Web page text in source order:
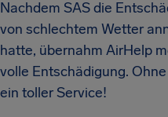
Nachdem SAS die
von schlechtem Wetter
hatte, übernahm AirHelp
volle Entschädigung.
ein toller Service!